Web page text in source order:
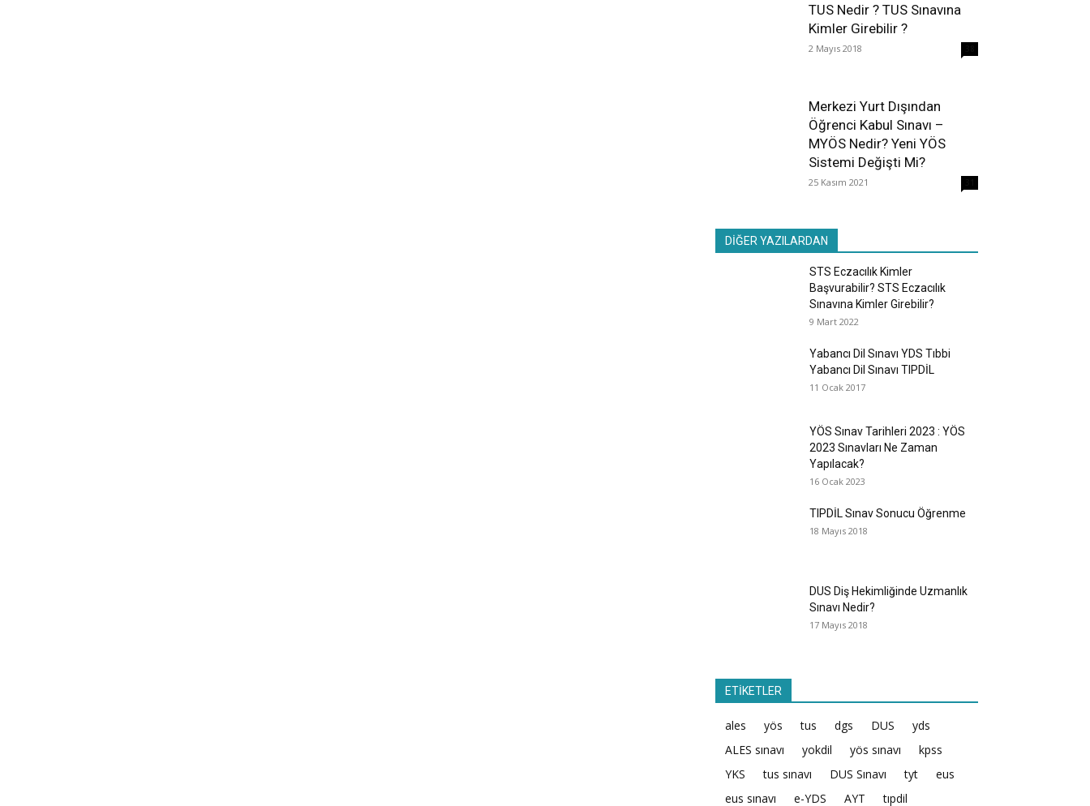
TUS Nedir ? TUS Sınavına
Kimler Girebilir ?
2 Mayıs 2018
Merkezi Yurt Dışından
Öğrenci Kabul Sınavı –
MYÖS Nedir? Yeni YÖS
Sistemi Değişti Mi?
25 Kasım 2021
DİĞER YAZILARDAN
STS Eczacılık Kimler
Başvurabilir? STS Eczacılık
Sınavına Kimler Girebilir?
9 Mart 2022
Yabancı Dil Sınavı YDS Tıbbi
Yabancı Dil Sınavı TIPDİL
11 Ocak 2017
YÖS Sınav Tarihleri 2023 : YÖS
2023 Sınavları Ne Zaman
Yapılacak?
16 Ocak 2023
TIPDİL Sınav Sonucu Öğrenme
18 Mayıs 2018
DUS Diş Hekimliğinde Uzmanlık
Sınavı Nedir?
17 Mayıs 2018
ETİKETLER
ales yös tus dgs DUS
yds
ALES sınavı
yokdil yös sınavı
kpss
YKS
tus sınavı DUS Sınavı tyt
eus
eus sınavı
e-YDS AYT tıpdil